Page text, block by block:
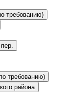
требованию)
требованию)
района